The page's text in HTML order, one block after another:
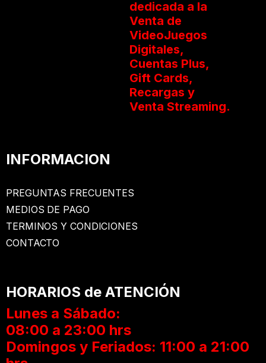
dedicada a la
Venta de
VideoJuegos
Digitales,
Cuentas Plus,
Gift Cards,
Recargas y
Venta Streaming.
INFORMACION
PREGUNTAS FRECUENTES
MEDIOS DE PAGO
TERMINOS Y CONDICIONES
CONTACTO
HORARIOS de ATENCIÓN
Lunes a Sábado:
08:00 a 23:00 hrs
Domingos y Feriados: 11:00 a 21:00